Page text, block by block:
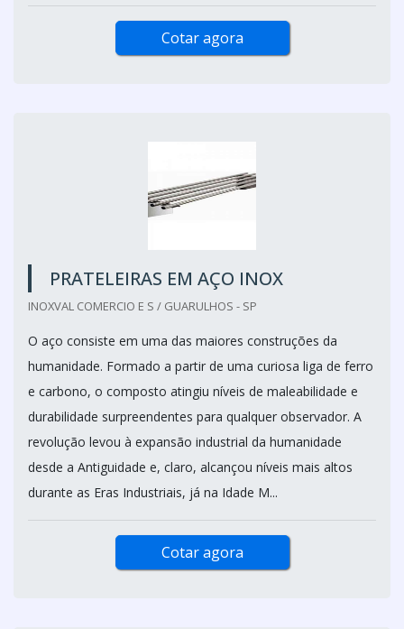
Cotar agora
PRATELEIRAS EM AÇO INOX
INOXVAL COMERCIO E S / GUARULHOS - SP
O aço consiste em uma das maiores construções da
humanidade. Formado a partir de uma curiosa liga de ferro
e carbono, o composto atingiu níveis de maleabilidade e
durabilidade surpreendentes para qualquer observador. A
revolução levou à expansão industrial da humanidade
desde a Antiguidade e, claro, alcançou níveis mais altos
durante as Eras Industriais, já na Idade M...
Cotar agora